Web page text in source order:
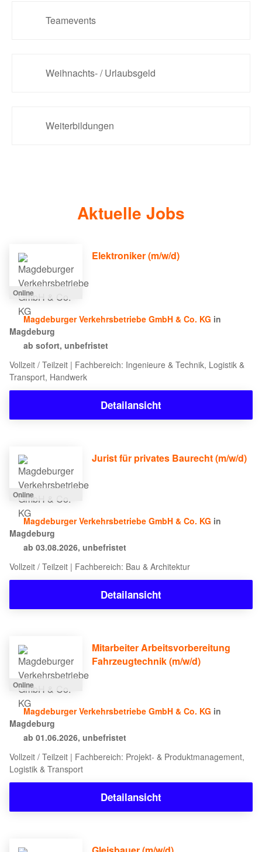
Teamevents
Weihnachts- / Urlaubsgeld
Weiterbildungen
Aktuelle Jobs
Online
Elektroniker (m/w/d)
Magdeburger Verkehrsbetriebe GmbH & Co. KG in
Magdeburg
ab sofort, unbefristet
Vollzeit / Teilzeit | Fachbereich: Ingenieure & Technik, Logistik &
Transport, Handwerk
Detailansicht
Online
Jurist für privates Baurecht (m/w/d)
Magdeburger Verkehrsbetriebe GmbH & Co. KG in
Magdeburg
ab 03.08.2026, unbefristet
Vollzeit / Teilzeit | Fachbereich: Bau & Architektur
Detailansicht
Online
Mitarbeiter Arbeitsvorbereitung
Fahrzeugtechnik (m/w/d)
Magdeburger Verkehrsbetriebe GmbH & Co. KG in
Magdeburg
ab 01.06.2026, unbefristet
Vollzeit / Teilzeit | Fachbereich: Projekt- & Produktmanagement,
Logistik & Transport
Detailansicht